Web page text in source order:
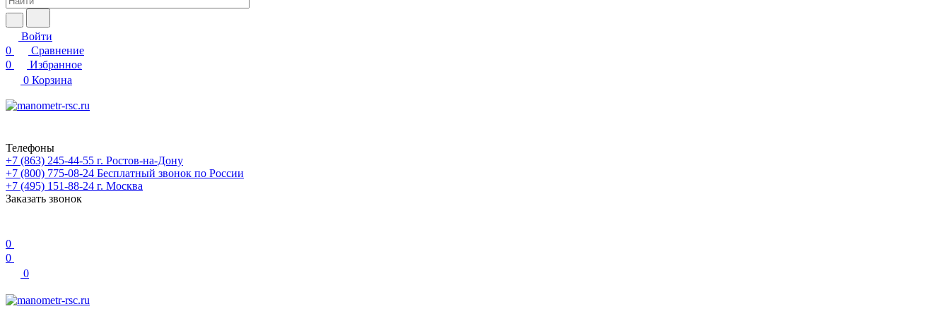
Войти
0
Сравнение
0
Избранное
0 Корзина
Телефоны
+7 (863) 245-44-55 г. Ростов-на-Дону
+7 (800) 775-08-24 Бесплатный звонок по России
+7 (495) 151-88-24 г. Москва
Заказать звонок
0
0
0